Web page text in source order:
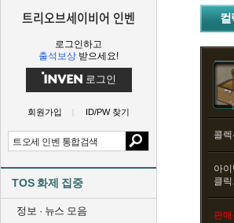
트리오브세이비어 인벤
로그인하고
출석보상 받으세요!
로그인
회원가입 ID/PW 찾기
TOS 화제 집중
정보 · 뉴스 모음
컬
콜렉
아
클
판